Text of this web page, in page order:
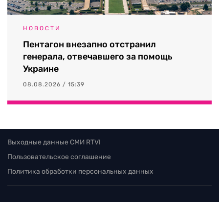
НОВОСТИ
Пентагон внезапно отстранил
генерала, отвечавшего за помощь
Украине
08.08.2026 / 15:39
Выходные данные СМИ RTVI
Пользовательское соглашение
Политика обработки персональных данных